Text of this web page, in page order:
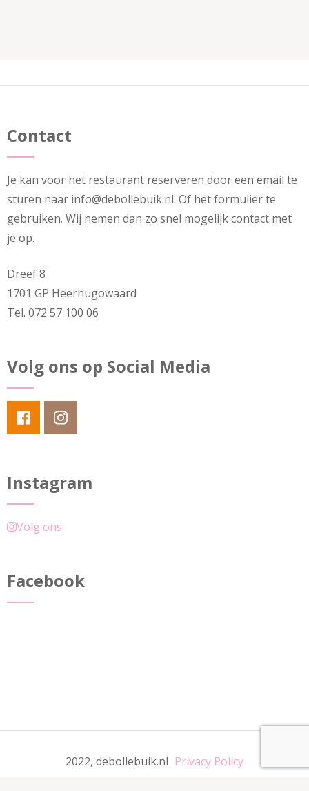
Contact
Je kan voor het restaurant reserveren door een email te
sturen naar info@debollebuik.nl. Of het formulier te
gebruiken. Wij nemen dan zo snel mogelijk contact met
je op.
Dreef 8
1701 GP Heerhugowaard
Tel. 072 57 100 06
Volg ons op Social Media
Instagram
Volg ons
Facebook
2022, debollebuik.nl Privacy Policy